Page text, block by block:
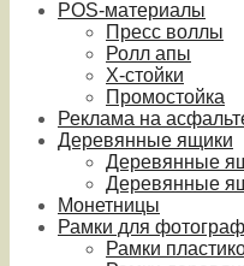
POS-материалы
Пресс воллы
Ролл апы
Х-стойки
Промостойка
Реклама на
Деревянные ящики
Деревянные
Деревянные
Монетницы
Рамки для
Рамки